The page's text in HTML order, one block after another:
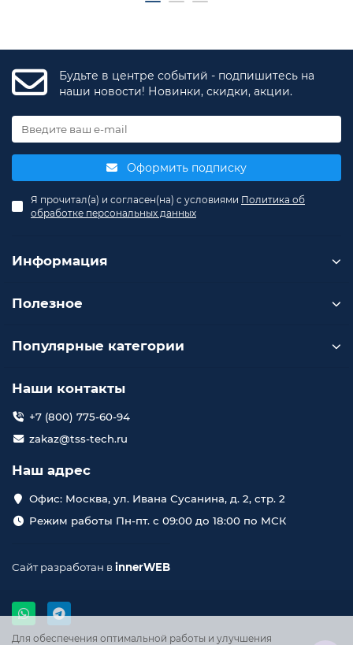
Для обеспечения оптимальной работы и улучшения
Будьте в центре событий - подпишитесь на
наши новости! Новинки, скидки, акции.
Оформить подписку
Я прочитал(а) и согласен(на) с условиями Политика об
обработке персональных данных
Информация
Полезное
Популярные категории
Наши контакты
+7 (800) 775-60-94
zakaz@tss-tech.ru
Наш адрес
Офис: Москва, ул. Ивана Сусанина, д. 2, стр. 2
Режим работы Пн-пт. с 09:00 до 18:00 по МСК
Сайт разработан вinnerWEB